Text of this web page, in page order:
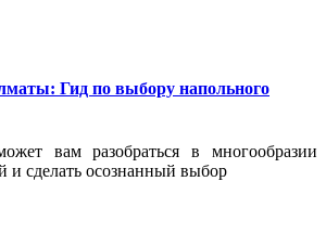
Гид по выбору напольного
вам разобраться в многообразии
и сделать осознанный выбор